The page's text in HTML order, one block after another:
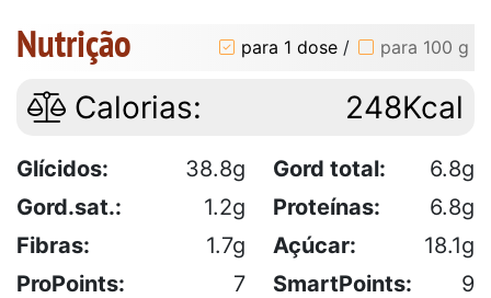
Nutrição para 1 dose / para 100 g
Calorias: 248Kcal
Glícidos: 38.8g Gord total:
6.8g
Gord.sat.:
1.2g Proteínas:
6.8g
Fibras:
1.7g Açúcar:
18.1g
ProPoints:
7 SmartPoints: 9